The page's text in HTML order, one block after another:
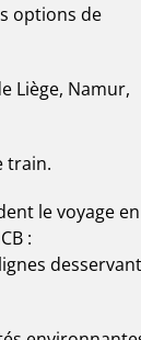
options de
Liège, Namur,
train.
le voyage en
:
desservant